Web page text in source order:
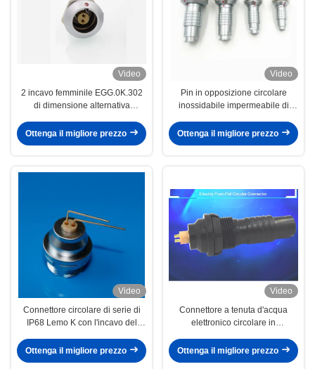
Video
2 incavo femminile EGG.0K.302
di dimensione alternativa
circolare di serie di Pin Lemo K
Ottenga il migliore prezzo
Video
Pin in opposizione circolare
inossidabile impermeabile di
3k 2-32 di Lemo K del connettore
Ottenga il migliore prezzo
Video
Connettore circolare di serie di
IP68 Lemo K con l'incavo del
Ottenga il migliore prezzo
Video
Connettore a tenuta d'acqua
elettronico circolare in
serie di FGG.0K.309.CLAD52
Lemo K
Ottenga il migliore prezzo